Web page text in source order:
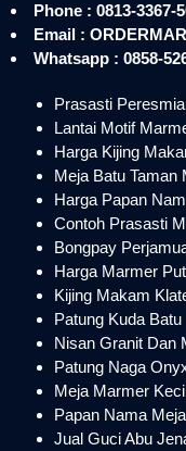
Phone : 0813-3367-
Email :
Whatsapp : 0858-
Prasasti
Lantai Motif
Harga Kijing
Meja Batu Taman
Harga Papan
Contoh Prasasti
Bongpay
Harga Marmer
Kijing Makam
Patung Kuda Batu
Nisan Granit Dan
Patung Naga
Meja Marmer
Papan Nama
Jual Guci Abu